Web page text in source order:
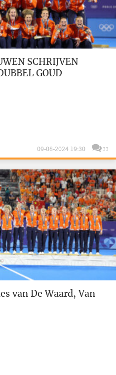
SCHRIJVEN
GOUD
09-08-2024 19:30 33
van De Waard, Van